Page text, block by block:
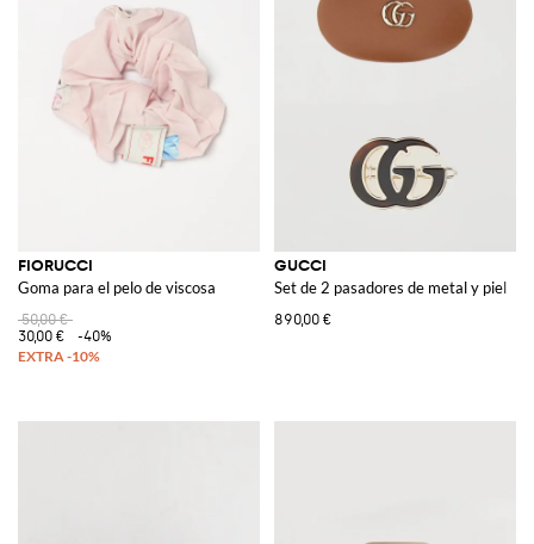
FIORUCCI
Goma para el pelo de viscosa
50,00 €
30,00 €
-40%
GUCCI
Set de 2 pasadores de metal y piel
890,00 €